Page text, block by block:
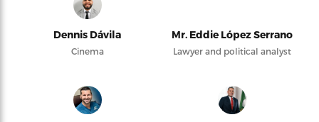
Dennis Dávila
Cinema
Mr. Eddie López Serrano
Lawyer and political analyst